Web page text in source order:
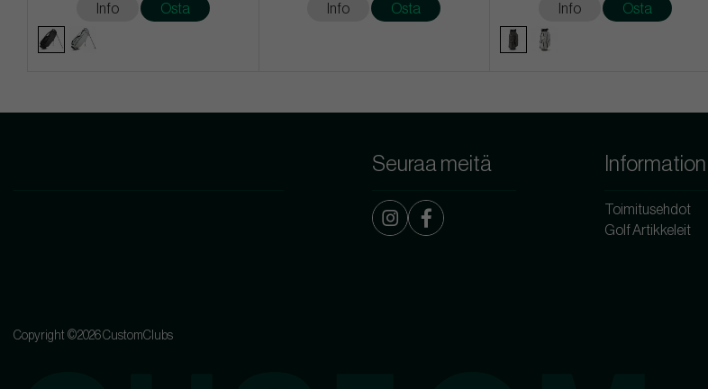
Info Osta Info Osta Info Osta
Seuraa meitä Information
Toimitusehdot
Golf Artikkeleit
Copyright ©2026 CustomClubs